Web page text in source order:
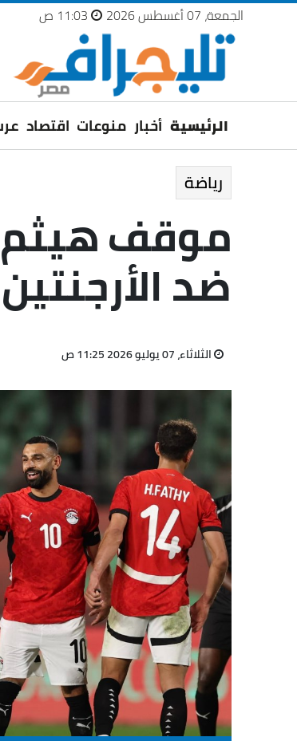
الجمعة، 07 أغسطس 2026
الرئيسية أخبار منوعات اقتصاد
رياضة
موقف
ضد الأرجنتين
الثلاثاء، 07 يوليو 2026 11:25 ص